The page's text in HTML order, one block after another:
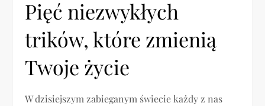
Pięć niezwykłych
trików, które zmienią
Twoje życie
W dzisiejszym zabieganym świecie każdy z nas